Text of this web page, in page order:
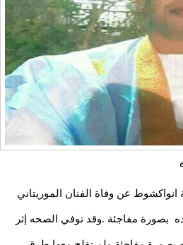
انواكشوط عن وفاة الفنان الموريتاني
بصورة مفاجئة .وقد توفي الصحه إثر